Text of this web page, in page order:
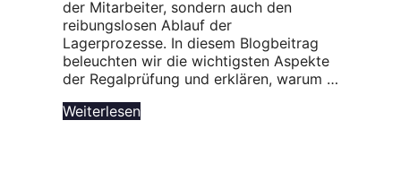
der Mitarbeiter, sondern auch den
reibungslosen Ablauf der
Lagerprozesse. In diesem Blogbeitrag
beleuchten wir die wichtigsten Aspekte
der Regalprüfung und erklären, warum …
Weiterlesen